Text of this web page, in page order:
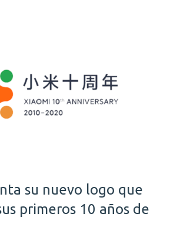
su nuevo logo que
primeros 10 años de